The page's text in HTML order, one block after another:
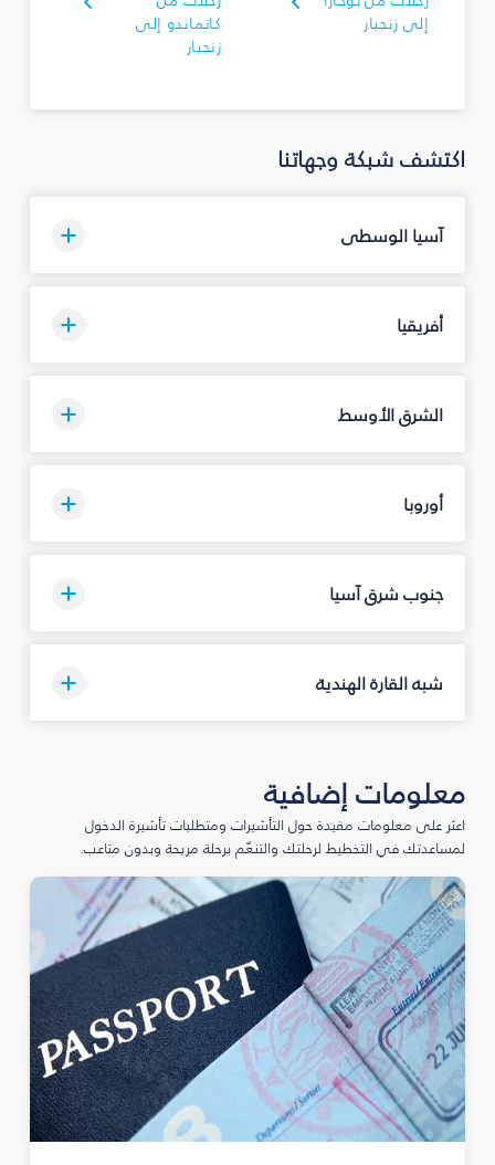
إلى زنجبار
كاتماندو إلى
زنجبار
اكتشف شبكة وجهاتنا
آسيا الوسطى
أفريقيا
الشرق الأوسط
أوروبا
جنوب شرق آسيا
شبه القارة الهندية
معلومات إضافية
اعثر على معلومات مفيدة حول التأشيرات ومتطلبات تأشيرة الدخول
لمساعدتك في التخطيط لرحلتك والتنعّم برحلة مريحة وبدون متاعب.